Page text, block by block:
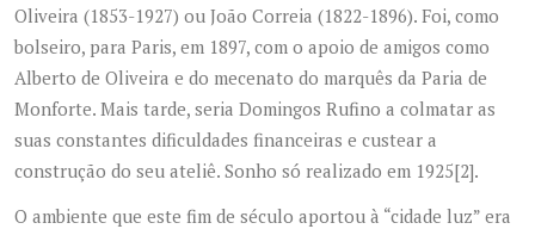
Oliveira (1853-1927) ou João Correia (1822-1896). Foi, como
bolseiro, para Paris, em 1897, com o apoio de amigos como
Alberto de Oliveira e do mecenato do marquês da Paria de
Monforte. Mais tarde, seria Domingos Rufino a colmatar as
suas constantes dificuldades financeiras e custear a
construção do seu ateliê. Sonho só realizado em 1925[2].
O ambiente que este fim de século aportou à “cidade luz” era